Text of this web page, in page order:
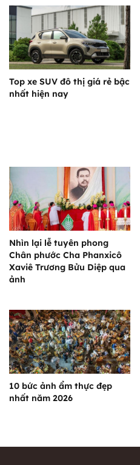
Top xe SUV đô thị giá rẻ bậc
nhất hiện nay
Nhìn lại lễ tuyên phong
Chân phước Cha Phanxicô
Xaviê Trương Bửu Diệp qua
ảnh
10 bức ảnh ẩm thực đẹp
nhất năm 2026